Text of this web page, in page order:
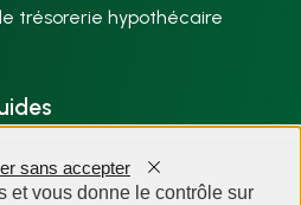
trésorerie hypothécaire
et vous donne le contrôle sur
sans accepter